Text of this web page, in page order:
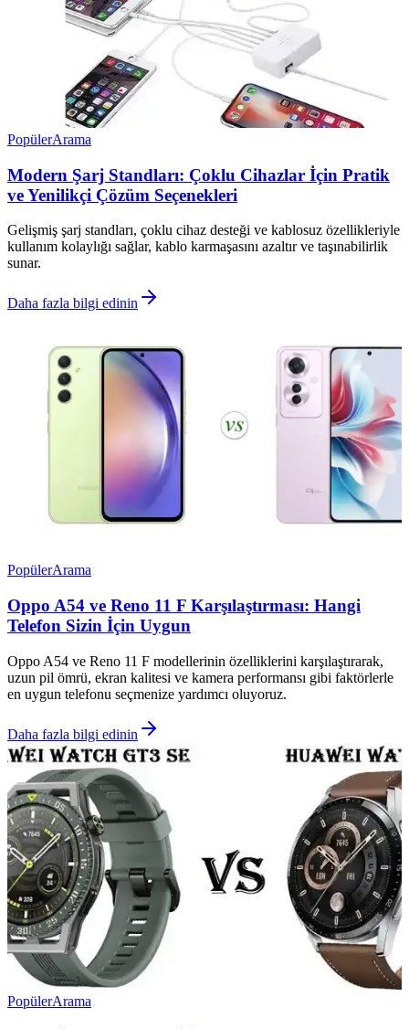
PopülerArama
Modern Şarj Standları: Çoklu Cihazlar İçin Pratik
ve Yenilikçi Çözüm Seçenekleri
Gelişmiş şarj standları, çoklu cihaz desteği ve kablosuz özellikleriyle
kullanım kolaylığı sağlar, kablo karmaşasını azaltır ve taşınabilirlik
sunar.
Daha fazla bilgi edinin
PopülerArama
Oppo A54 ve Reno 11 F Karşılaştırması: Hangi
Telefon Sizin İçin Uygun
Oppo A54 ve Reno 11 F modellerinin özelliklerini karşılaştırarak,
uzun pil ömrü, ekran kalitesi ve kamera performansı gibi faktörlerle
en uygun telefonu seçmenize yardımcı oluyoruz.
Daha fazla bilgi edinin
PopülerArama